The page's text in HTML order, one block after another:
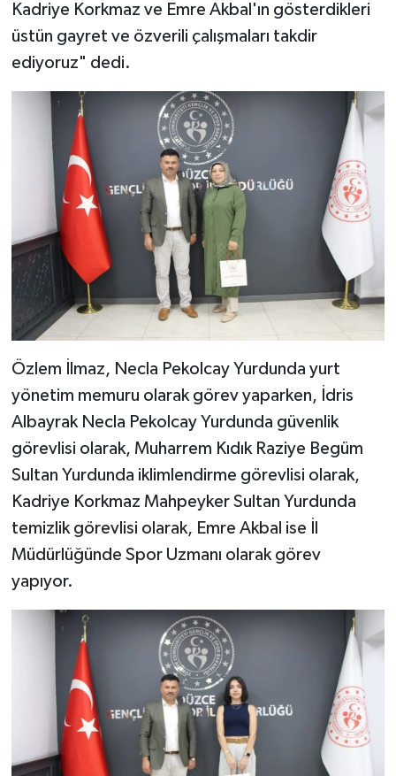
Kadriye Korkmaz ve Emre Akbal'ın gösterdikleri
üstün gayret ve özverili çalışmaları takdir
ediyoruz" dedi.
Özlem İlmaz, Necla Pekolcay Yurdunda yurt
yönetim memuru olarak görev yaparken, İdris
Albayrak Necla Pekolcay Yurdunda güvenlik
görevlisi olarak, Muharrem Kıdık Raziye Begüm
Sultan Yurdunda iklimlendirme görevlisi olarak,
Kadriye Korkmaz Mahpeyker Sultan Yurdunda
temizlik görevlisi olarak, Emre Akbal ise İl
Müdürlüğünde Spor Uzmanı olarak görev
yapıyor.